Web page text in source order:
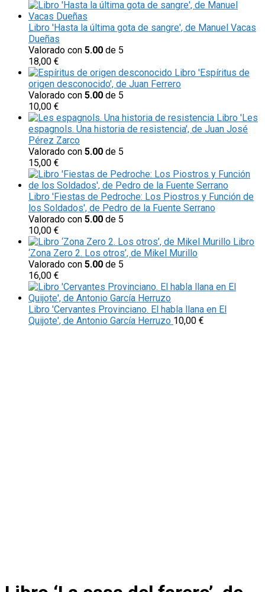
Libro 'Hasta la última gota de sangre', de Manuel Vacas
Dueñas
Valorado con 5.00 de 5
18,00 €
Libro 'Espíritus de
origen desconocido', de Juan Ferrero
Valorado con 5.00 de 5
10,00 €
Libro 'Les
espagnols. Una historia de resistencia', de Juan José
Pérez Zarco
Valorado con 5.00 de 5
15,00 €
Libro 'Fiestas de Pedroche: Los Piostros y Función de
los Soldados', de Pedro de la Fuente Serrano
Valorado con 5.00 de 5
10,00 €
Libro
‘Zona Zero 2. Los otros’, de Mikel Murillo
Valorado con 5.00 de 5
16,00 €
Libro 'Cervantes Provinciano. El habla llana en El
Quijote', de Antonio García Herruzo 10,00 €